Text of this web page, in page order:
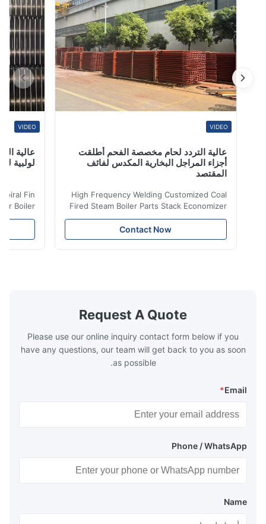
غير الملحومة غلاي...
عالية التردد لحام مخصصة الفحم أطلقت
أجزاء المراجل البخارية المكدس لفائف
المقتصد
High Frequency Welding Customized Coal
Fired Steam Boiler Parts Stack Economizer
Coil Boiler economizer Boiler Economizer is
the energy improving device that helps to
reduce the cost of operation by saving the
boilers is generally in the temperature
range of 200°C – 250°C, so there
Contact Now
عالية
لولبية لنقل
Spiral Fin
Boiler
is the
saving the
Request A Quote
Please use our online inquiry contact form below if you
have any questions, our team will get back to you as soon
as possible.
Email
*
Phone / WhatsApp
Name